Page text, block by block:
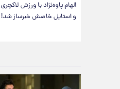
الهام پاوه‌نژاد با ورزش لاکچری
و استایل خاصش خبرساز شد!